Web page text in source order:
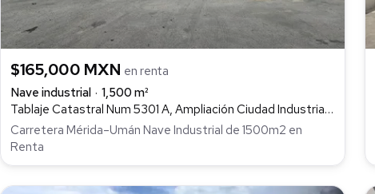
$165,000 MXN en renta
Nave industrial
1,500 m²
Tablaje Catastral Num 5301 A, Ampliación Ciudad Industrial, Umán
Carretera Mérida–Umán Nave Industrial de 1500m2 en
Renta